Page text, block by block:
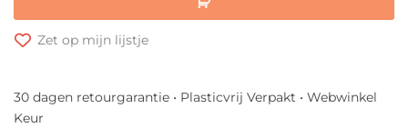
Zet op mijn lijstje
30 dagen retourgarantie • Plasticvrij Verpakt • Webwinkel
Keur